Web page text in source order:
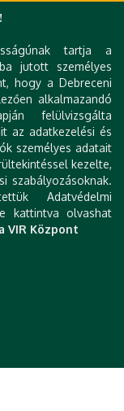
nevében
tartja a
jutott személyes
hogy a Debreceni
alkalmazandó
felülvizsgálta
az adatkezelési és
személyes adatait
kezelte,
szabályozásoknak.
Adatvédelmi
kattintva olvashat
VIR Központ